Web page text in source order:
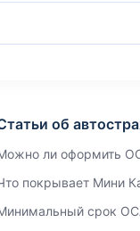
об
ли оформить
покрывает Мини
срок